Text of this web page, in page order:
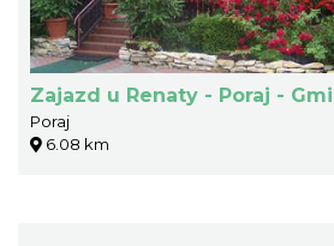
Zajazd u Renaty - Poraj -
Poraj
6.08 km